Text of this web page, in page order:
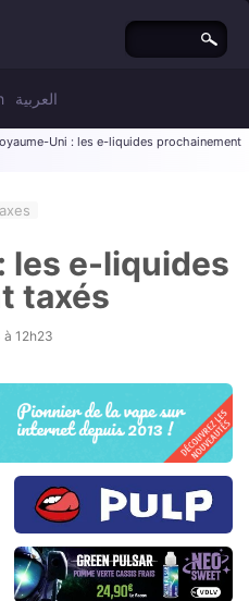
العربية
Uni : les e-liquides prochainement
les e-liquides
taxés
à 12h23